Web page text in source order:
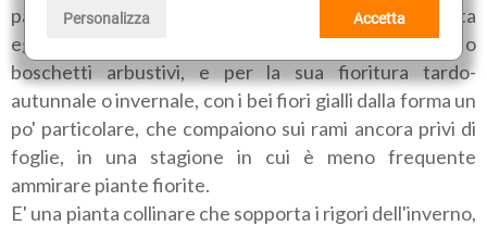
Personalizza Accetta
parchi, giardini, viali privati e pubblici, poiché si presta
egregiamente alla formazione di bassi cespugli o
boschetti arbustivi, e per la sua fioritura tardo-
autunnale o invernale, con i bei fiori gialli dalla forma un
po' particolare, che compaiono sui rami ancora privi di
foglie, in una stagione in cui è meno frequente
ammirare piante fiorite.
E' una pianta collinare che sopporta i rigori dell'inverno,